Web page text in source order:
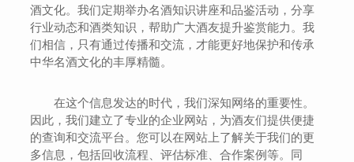
酒文化。我们定期举办名酒知识讲座和品鉴活动，分享
行业动态和酒类知识，帮助广大酒友提升鉴赏能力。我
们相信，只有通过传播和交流，才能更好地保护和传承
中华名酒文化的丰厚精髓。
在这个信息发达的时代，我们深知网络的重要性。
因此，我们建立了专业的企业网站，为酒友们提供便捷
的查询和交流平台。您可以在网站上了解关于我们的更
多信息，包括回收流程、评估标准、合作案例等。同